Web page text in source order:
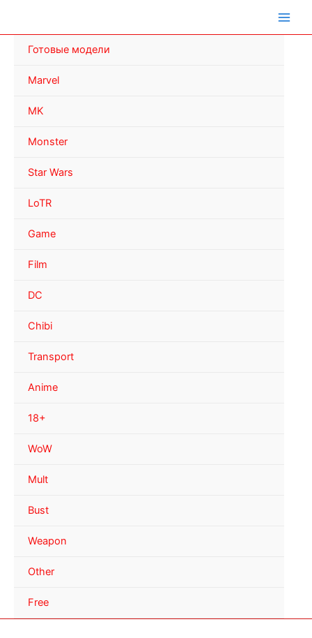
Готовые модели
Marvel
MK
Monster
Star Wars
LoTR
Game
Film
DC
Chibi
Transport
Anime
18+
WoW
Mult
Bust
Weapon
Other
Free